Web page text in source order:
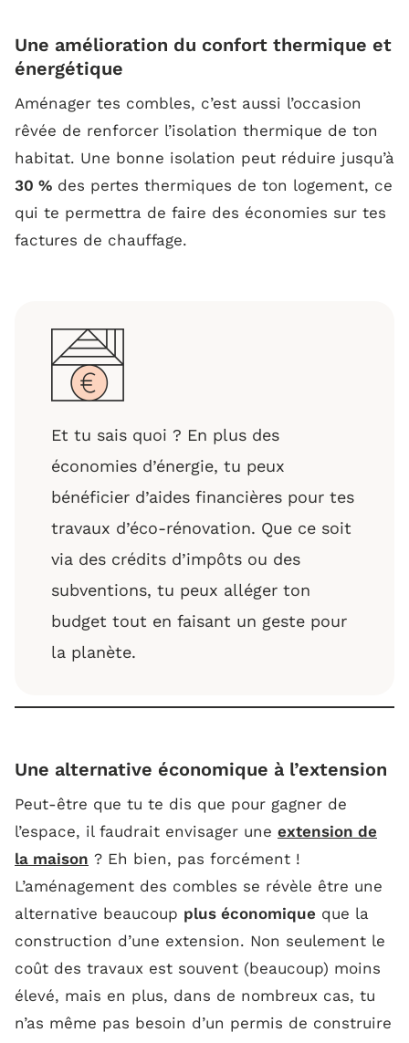
Une amélioration du confort thermique et
énergétique
Aménager tes combles, c’est aussi l’occasion
rêvée de renforcer l’isolation thermique de ton
habitat. Une bonne isolation peut réduire jusqu’à
30 % des pertes thermiques de ton logement, ce
qui te permettra de faire des économies sur tes
factures de chauffage.
Et tu sais quoi ? En plus des
économies d’énergie, tu peux
bénéficier d’aides financières pour tes
travaux d’éco-rénovation. Que ce soit
via des crédits d’impôts ou des
subventions, tu peux alléger ton
budget tout en faisant un geste pour
la planète.
Une alternative économique à l’extension
Peut-être que tu te dis que pour gagner de
l’espace, il faudrait envisager une extension de
la maison ? Eh bien, pas forcément !
L’aménagement des combles se révèle être une
alternative beaucoup plus économique que la
construction d’une extension. Non seulement le
coût des travaux est souvent (beaucoup) moins
élevé, mais en plus, dans de nombreux cas, tu
n’as même pas besoin d’un permis de construire